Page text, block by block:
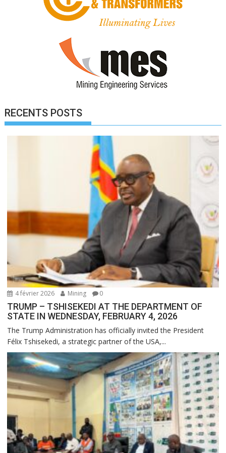
RECENTS POSTS
4 février 2026 Mining 0
TRUMP – TSHISEKEDI AT THE DEPARTMENT OF
STATE IN WEDNESDAY, FEBRUARY 4, 2026
The Trump Administration has officially invited the President
Félix Tshisekedi, a strategic partner of the USA,...